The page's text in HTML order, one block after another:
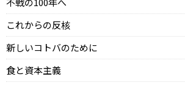
これからの反核
新しいコトバのために
食と資本主義